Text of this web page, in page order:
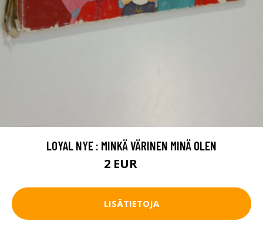
LOYAL NYE : MINKÄ VÄRINEN MINÄ OLEN
2 EUR
LISÄTIETOJA